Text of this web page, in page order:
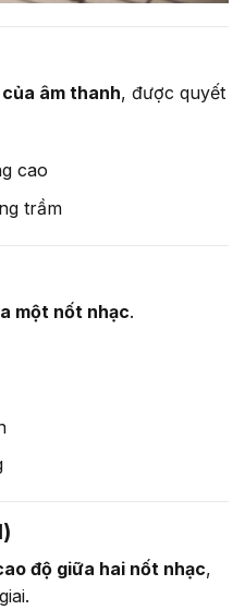
âm thanh, được quyết
cao
trầm
một nốt nhạc.
độ giữa hai nốt nhạc,